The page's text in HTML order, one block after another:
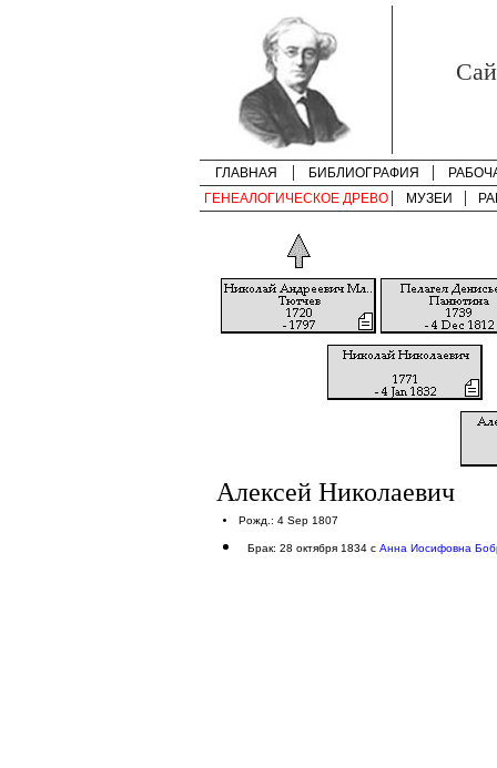
ГЛАВНАЯ БИБЛИОГРАФИЯ
ГЕНЕАЛОГИЧЕСКОЕ ДРЕВО
МУЗЕИ
Алексей Николаевич
Рожд.: 4 Sep 1807
Брак: 28 октября 1834 с Анна Иосифовна